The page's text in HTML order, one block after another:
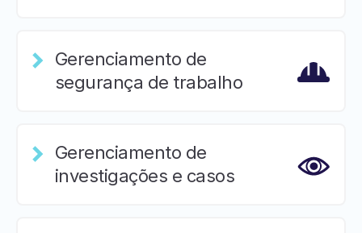
Gerenciamento de
segurança de trabalho
Gerenciamento de
investigações e casos